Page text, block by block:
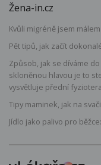
Žena-in.cz
Kvůli migréně jsem
Pět tipů, jak začít
Způsob, jak se díváme
skloněnou hlavou je to
vysvětluje přední
Tipy maminek, jak na
Jídlo jako palivo pro